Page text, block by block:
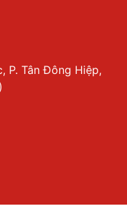
P. Tân Đông Hiệp,